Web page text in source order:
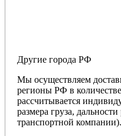
Другие города РФ
Мы осуществляем
регионы РФ в
рассчитывается
размера груза,
транспортной компании).